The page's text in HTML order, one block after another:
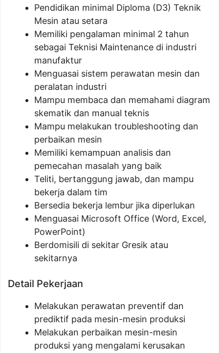
Pendidikan minimal Diploma (D3) Teknik
Mesin atau setara
Memiliki pengalaman minimal 2 tahun
sebagai Teknisi Maintenance di industri
manufaktur
Menguasai sistem perawatan mesin dan
peralatan industri
Mampu membaca dan memahami diagram
skematik dan manual teknis
Mampu melakukan troubleshooting dan
perbaikan mesin
Memiliki kemampuan analisis dan
pemecahan masalah yang baik
Teliti, bertanggung jawab, dan mampu
bekerja dalam tim
Bersedia bekerja lembur jika diperlukan
Menguasai Microsoft Office (Word, Excel,
PowerPoint)
Berdomisili di sekitar Gresik atau
sekitarnya
Detail Pekerjaan
Melakukan perawatan preventif dan
prediktif pada mesin-mesin produksi
Melakukan perbaikan mesin-mesin
produksi yang mengalami kerusakan